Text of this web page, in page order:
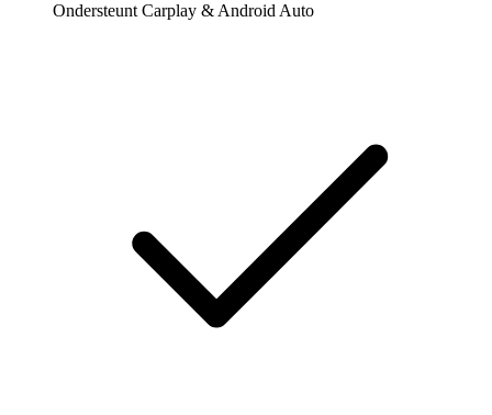
Ondersteunt Carplay & Android Auto